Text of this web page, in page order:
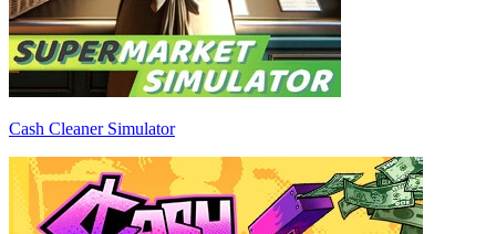
Cash Cleaner Simulator